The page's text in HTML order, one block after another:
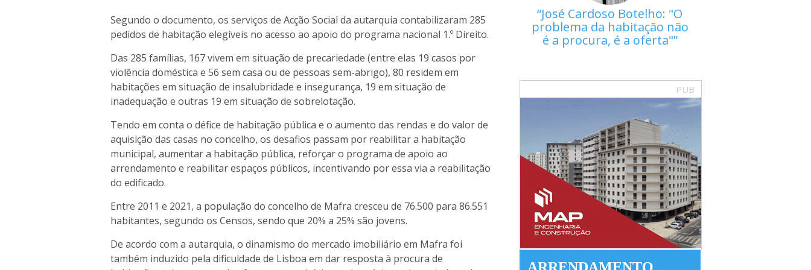
Segundo o documento, os serviços de Acção Social da autarquia contabilizaram 285
pedidos de habitação elegíveis no acesso ao apoio do programa nacional 1.º Direito.
Das 285 famílias, 167 vivem em situação de precariedade (entre elas 19 casos por
violência doméstica e 56 sem casa ou de pessoas sem-abrigo), 80 residem em
habitações em situação de insalubridade e insegurança, 19 em situação de
inadequação e outras 19 em situação de sobrelotação.
Tendo em conta o défice de habitação pública e o aumento das rendas e do valor de
aquisição das casas no concelho, os desafios passam por reabilitar a habitação
municipal, aumentar a habitação pública, reforçar o programa de apoio ao
arrendamento e reabilitar espaços públicos, incentivando por essa via a reabilitação
do edificado.
Entre 2011 e 2021, a população do concelho de Mafra cresceu de 76.500 para 86.551
habitantes, segundo os Censos, sendo que 20% a 25% são jovens.
De acordo com a autarquia, o dinamismo do mercado imobiliário em Mafra foi
também induzido pela dificuldade de Lisboa em dar resposta à procura de
José Cardoso Botelho: "O
problema da habitação não
é a procura, é a oferta"
PUB